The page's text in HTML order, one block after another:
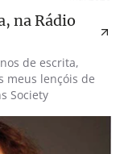
na Rádio
de escrita,
Society